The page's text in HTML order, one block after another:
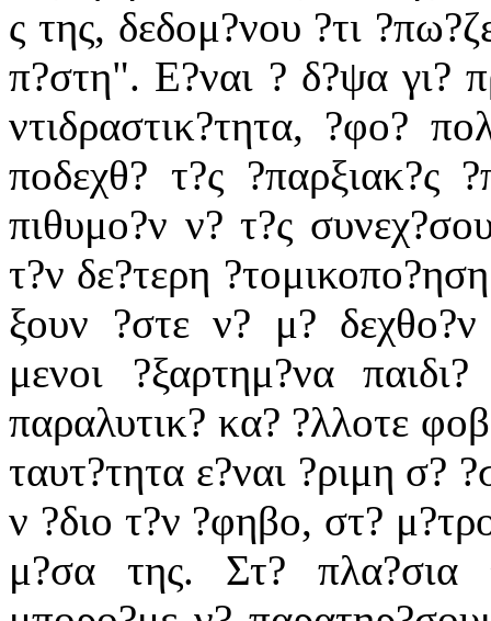
ς της, δεδομ?νου ?τι
π?στη". Ε?ναι ? δ?ψα γι?
ντιδραστικ?τητα, ?φο?
ποδεχθ? τ?ς ?παρξιακ?ς
πιθυμο?ν ν? τ?ς
τ?ν δε?τερη
ξουν ?στε ν? μ? δεχθο?ν
μενοι ?ξαρτημ?να
παραλυτικ? κα? ?λλοτε
ταυτ?τητα ε?ναι ?ριμη σ?
ν ?διο τ?ν ?φηβο, στ?
μ?σα της. Στ? πλα?σια